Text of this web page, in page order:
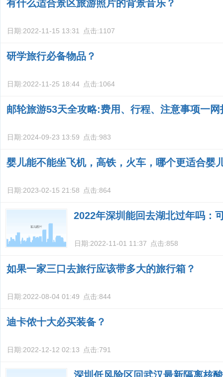
有什么适合景区旅游照片的背景音乐？
日期:2022-11-15 13:31 点击:1107
研学旅行必备物品？
日期:2022-11-25 18:44 点击:1064
邮轮旅游53天全攻略:费用、行程、注意事项一网
日期:2024-09-23 13:59 点击:983
婴儿能不能坐飞机，高铁，火车，哪个更适合婴
日期:2023-02-15 21:58 点击:864
2022年深圳能回去湖北过年吗：
日期:2022-11-01 11:37 点击:858
如果一家三口去旅行应该带多大的旅行箱？
日期:2022-08-04 01:49 点击:844
迪卡侬十大必买装备？
日期:2022-12-12 02:13 点击:791